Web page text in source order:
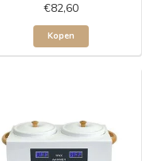
€82,60
Kopen